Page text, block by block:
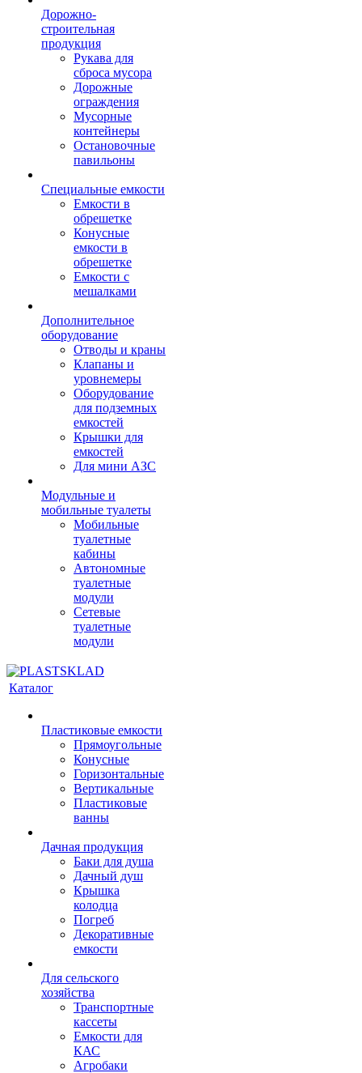
Дорожно-
строительная
продукция
Рукава для
сброса мусора
Дорожные
ограждения
Мусорные
контейнеры
Остановочные
павильоны
Специальные емкости
Емкости в
обрешетке
Конусные
емкости в
обрешетке
Емкости с
мешалками
Дополнительное
оборудование
Отводы и краны
Клапаны и
уровнемеры
Оборудование
для подземных
емкостей
Крышки для
емкостей
Для мини АЗС
Модульные и
мобильные туалеты
Мобильные
туалетные
кабины
Автономные
туалетные
модули
Сетевые
туалетные
модули
Каталог
Пластиковые емкости
Прямоугольные
Конусные
Горизонтальные
Вертикальные
Пластиковые
ванны
Дачная продукция
Баки для душа
Дачный душ
Крышка
колодца
Погреб
Декоративные
емкости
Для сельского
хозяйства
Транспортные
кассеты
Емкости для
КАС
Агробаки